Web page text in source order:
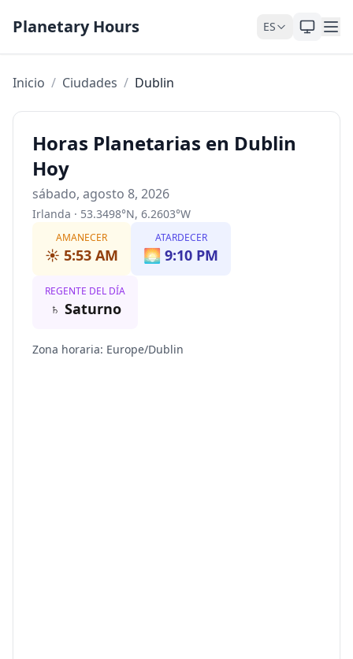
Planetary Hours ES
Inicio / Ciudades / Dublin
Horas Planetarias en Dublin
Hoy
sábado, agosto 8, 2026
Irlanda · 53.3498°N, 6.2603°W
AMANECER
☀️ 5:53 AM
ATARDECER
🌅 9:10 PM
REGENTE DEL DÍA
♄ Saturno
Zona horaria: Europe/Dublin